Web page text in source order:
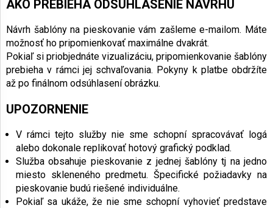
AKO PREBIEHA ODSÚHLASENIE NÁVRHU
Návrh šablóny na pieskovanie vám zašleme e-mailom. Máte
možnosť ho pripomienkovať maximálne dvakrát.
Pokiaľ si priobjednáte vizualizáciu, pripomienkovanie šablóny
prebieha v rámci jej schvaľovania. Pokyny k platbe obdržíte
až po finálnom odsúhlasení obrázku.
UPOZORNENIE
V rámci tejto služby nie sme schopní spracovávať logá
alebo dokonale replikovať hotový grafický podklad.
Služba obsahuje pieskovanie z jednej šablóny tj na jedno
miesto skleneného predmetu. Špecifické požiadavky na
pieskovanie budú riešené individuálne.
Pokiaľ sa ukáže, že nie sme schopní vyhovieť predstave